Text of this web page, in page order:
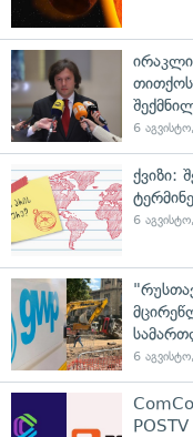
ირაკლი
6
ქვიზი:
6
6